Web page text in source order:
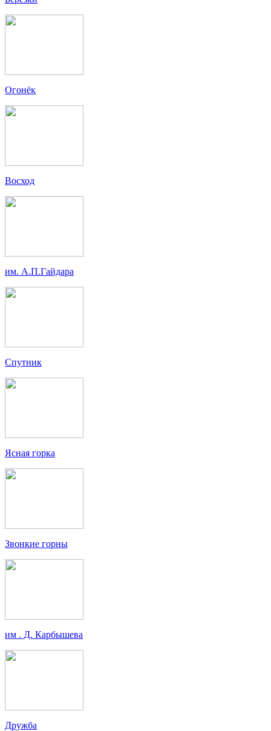
Огонёк
Восход
им. А.П.Гайдара
Спутник
Ясная горка
Звонкие горны
им . Д. Карбышева
Дружба